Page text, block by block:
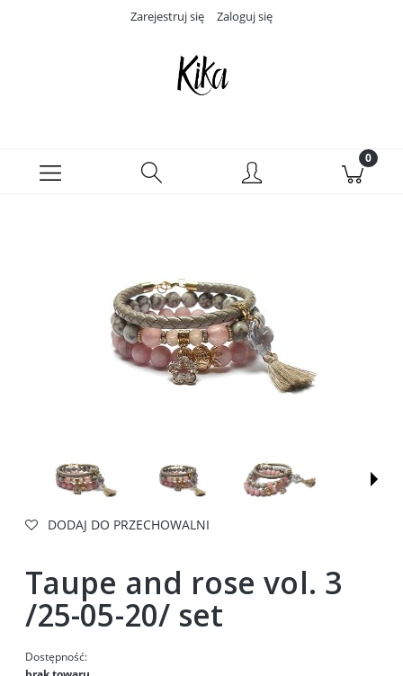
Zarejestruj się Zaloguj się
DODAJ DO PRZECHOWALNI
Taupe and rose vol. 3
/25-05-20/ set
Dostępność: